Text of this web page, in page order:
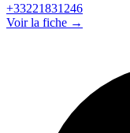
+33221831246
Voir la fiche →